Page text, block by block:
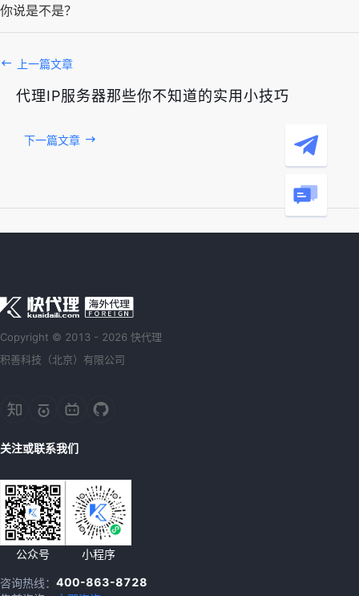
你说是不是？
上一篇文章
代理IP服务器那些你不知道的实用小技巧
下一篇文章
Copyright © 2013 - 2026 快代理
积善科技（北京）有限公司
关注或联系我们
公众号 小程序
咨询热线： 400-863-8728